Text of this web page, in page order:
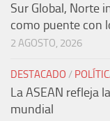
Sur Global, Norte
como puente con
2 AGOSTO, 2026
DESTACADO /
La ASEAN refleja
mundial